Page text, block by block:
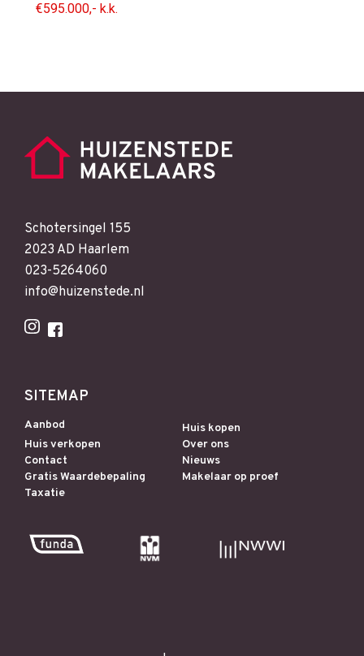
€595.000,- k.k.
Schotersingel 155
2023 AD Haarlem
023-5264060
info@huizenstede.nl
SITEMAP
Aanbod
Huis kopen
Huis verkopen
Over ons
Contact
Nieuws
Gratis Waardebepaling
Makelaar op proef
Taxatie